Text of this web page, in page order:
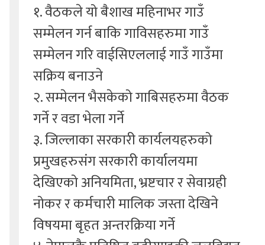
१. वैठकले यो बैशाख महिनाभर गाउँ
सम्मेलन गर्न बाकि गाविसहरुमा गाउँ
सम्मेलन गरि वाईसिएललाई गाउँ गाउँमा
सक्रिय बनाउने
२. सम्मेलन भैसकेको गाबिसहरुमा वैठक
गर्ने र वडा भेला गर्ने
३. जिल्लाका सरकारी कार्यलयहरुको
प्रमुखहरुसंग सरकारी कार्यालयमा
देखिएको अनियमिता, भ्रष्टचार र सेवाग्रही
नोकर र कर्मचारी मालिक जस्ता देखिने
विषयमा बृहत अन्तरक्रिया गर्ने